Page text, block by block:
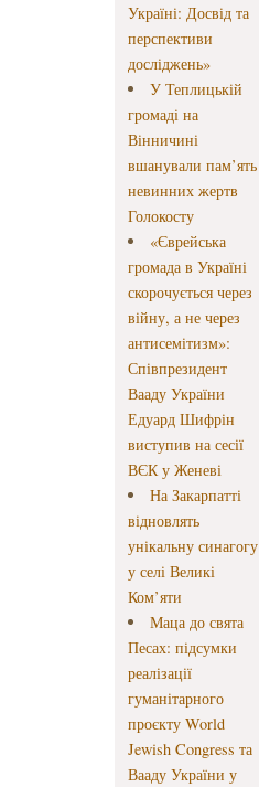
Україні: Досвід та
перспективи
досліджень»
У Теплицькій
громаді на
Вінничині
вшанували пам’ять
невинних жертв
Голокосту
«Єврейська
громада в Україні
скорочується через
війну, а не через
антисемітизм»:
Співпрезидент
Вааду України
Едуард Шифрін
виступив на сесії
ВЄК у Женеві
На Закарпатті
відновлять
унікальну синагогу
у селі Великі
Ком’яти
Маца до свята
Песах: підсумки
реалізації
гуманітарного
проєкту World
Jewish Congress та
Вааду України у